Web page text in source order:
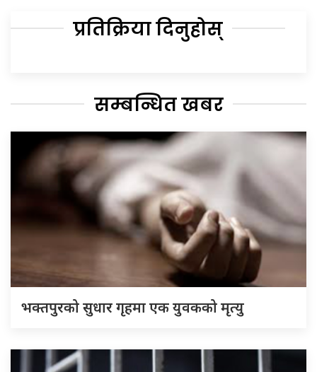
प्रतिक्रिया दिनुहोस्
सम्बन्धित खबर
भक्तपुरको सुधार गृहमा एक युवकको मृत्यु